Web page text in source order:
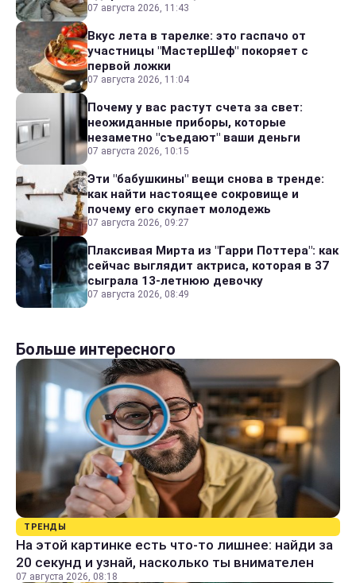
07 августа 2026, 11:43
Вкус лета в тарелке: это гаспачо от
участницы "МастерШеф" покоряет с
первой ложки
07 августа 2026, 11:04
Почему у вас растут счета за свет:
неожиданные приборы, которые
незаметно "съедают" ваши деньги
07 августа 2026, 10:15
Эти "бабушкины" вещи снова в тренде:
как найти настоящее сокровище и
почему его скупает молодежь
07 августа 2026, 09:27
Плаксивая Мирта из "Гарри Поттера": как
сейчас выглядит актриса, которая в 37
сыграла 13-летнюю девочку
07 августа 2026, 08:49
Больше интересного
ТРЕНДЫ
На этой картинке есть что-то лишнее: найди за
20 секунд и узнай, насколько ты внимателен
07 августа 2026, 08:18